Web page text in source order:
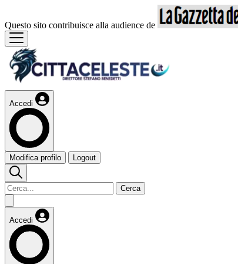
Questo sito contribuisce alla audience de
Accedi
Modifica profilo Logout
Cerca
Accedi